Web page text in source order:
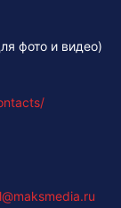
фото и видео)